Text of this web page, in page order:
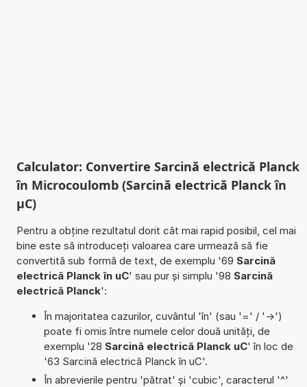
Calculator: Convertire Sarcină electrică Planck
în Microcoulomb (Sarcină electrică Planck în
µC)
Pentru a obține rezultatul dorit cât mai rapid posibil, cel mai
bine este să introduceți valoarea care urmează să fie
convertită sub formă de text, de exemplu '69 Sarcină
electrică Planck în uC' sau pur și simplu '98 Sarcină
electrică Planck':
În majoritatea cazurilor, cuvântul 'în' (sau '=' / '->')
poate fi omis între numele celor două unități, de
exemplu '28 Sarcină electrică Planck uC' în loc de
'63 Sarcină electrică Planck în uC'.
În abrevierile pentru 'pătrat' și 'cubic', caracterul '^'